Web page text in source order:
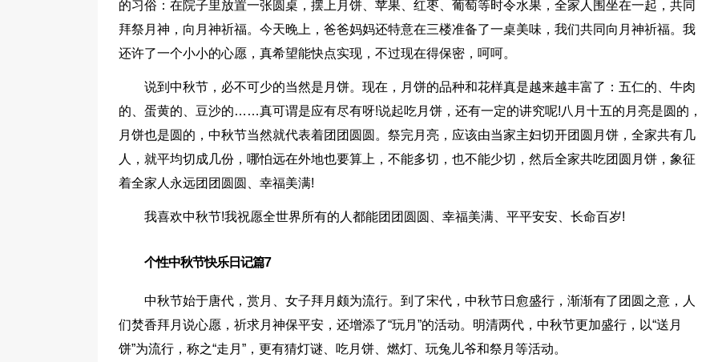
的习俗：在院子里放置一张圆桌，摆上月饼、苹果、红枣、葡萄等时令水果，全家人围坐在一起，共同
拜祭月神，向月神祈福。今天晚上，爸爸妈妈还特意在三楼准备了一桌美味，我们共同向月神祈福。我
还许了一个小小的心愿，真希望能快点实现，不过现在得保密，呵呵。
说到中秋节，必不可少的当然是月饼。现在，月饼的品种和花样真是越来越丰富了：五仁的、牛肉
的、蛋黄的、豆沙的……真可谓是应有尽有呀!说起吃月饼，还有一定的讲究呢!八月十五的月亮是圆的，
月饼也是圆的，中秋节当然就代表着团团圆圆。祭完月亮，应该由当家主妇切开团圆月饼，全家共有几
人，就平均切成几份，哪怕远在外地也要算上，不能多切，也不能少切，然后全家共吃团圆月饼，象征
着全家人永远团团圆圆、幸福美满!
我喜欢中秋节!我祝愿全世界所有的人都能团团圆圆、幸福美满、平平安安、长命百岁!
个性中秋节快乐日记篇7
中秋节始于唐代，赏月、女子拜月颇为流行。到了宋代，中秋节日愈盛行，渐渐有了团圆之意，人
们焚香拜月说心愿，祈求月神保平安，还增添了“玩月”的活动。明清两代，中秋节更加盛行，以“送月
饼”为流行，称之“走月”，更有猜灯谜、吃月饼、燃灯、玩兔儿爷和祭月等活动。